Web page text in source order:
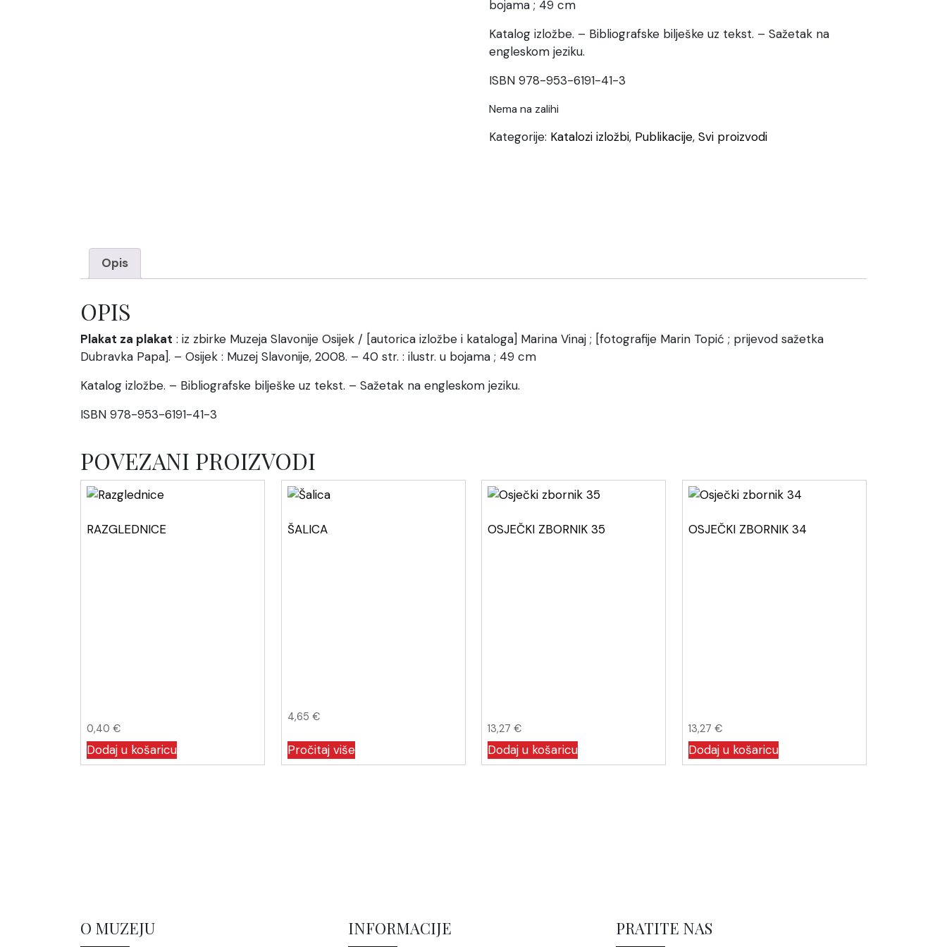
bojama ; 49 cm
Katalog izložbe. – Bibliografske bilješke uz tekst. – Sažetak na
engleskom jeziku.
ISBN 978-953-6191-41-3
Nema na zalihi
Kategorije: Katalozi izložbi, Publikacije,Svi proizvodi
Opis
OPIS
Plakat za plakat : iz zbirke Muzeja Slavonije Osijek / [autorica izložbe i kataloga] Marina Vinaj ; [fotografije Marin Topić ; prijevod sažetka
Dubravka Papa]. – Osijek : Muzej Slavonije, 2008. – 40 str. : ilustr. u bojama ; 49 cm
Katalog izložbe. – Bibliografske bilješke uz tekst. – Sažetak na engleskom jeziku.
ISBN 978-953-6191-41-3
POVEZANI PROIZVODI
RAZGLEDNICE
0,40 €
Dodaj u košaricu
ŠALICA
4,65 €
Pročitaj više
OSJEČKI ZBORNIK 35
13,27€
Dodaj u košaricu
OSJEČKI ZBORNIK 34
13,27 €
Dodaj u košaricu
O MUZEJU INFORMACIJE PRATITE NAS